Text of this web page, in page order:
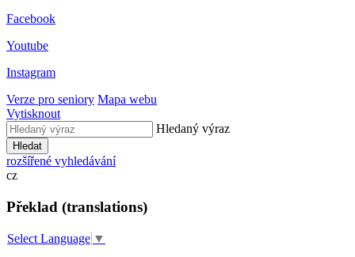
Facebook
Youtube
Instagram
Verze pro seniory Mapa webu
Vytisknout
Hledaný výraz
Hledat
rozšířené vyhledávání
cz
Překlad (translations)
Select Language ▼